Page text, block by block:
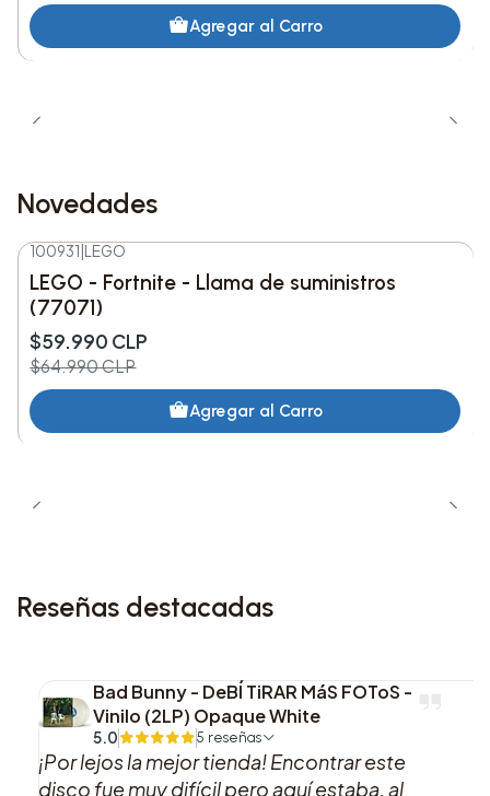
Agregar al Carro
Novedades
-8%DESC.
Nuevo
100931 LEGO
LEGO - Fortnite - Llama de suministros
(77071)
$59.990 CLP
$64.990 CLP
Agregar al Carro
Reseñas destacadas
Bad Bunny - DeBÍ TiRAR MáS FOToS -
Vinilo (2LP) Opaque White
5.0 5 reseñas
¡Por lejos la mejor tienda! Encontrar este
disco fue muy difícil pero aquí estaba, al